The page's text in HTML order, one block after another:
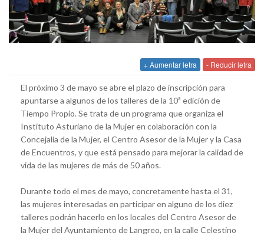
+ Aumentar letra - Reducir letra
El próximo 3 de mayo se abre el plazo de inscripción para
apuntarse a algunos de los talleres de la 10ª edición de
Tiempo Propio. Se trata de un programa que organiza el
Instituto Asturiano de la Mujer en colaboración con la
Concejalía de la Mujer, el Centro Asesor de la Mujer y la Casa
de Encuentros, y que está pensado para mejorar la calidad de
vida de las mujeres de más de 50 años.
Durante todo el mes de mayo, concretamente hasta el 31,
las mujeres interesadas en participar en alguno de los diez
talleres podrán hacerlo en los locales del Centro Asesor de
la Mujer del Ayuntamiento de Langreo, en la calle Celestino